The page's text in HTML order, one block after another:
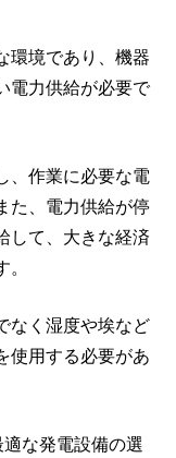
環境であり、機器
電力供給が必要で
、作業に必要な電
た、電力供給が停
して、大きな経済
なく湿度や埃など
使用する必要があ
な発電設備の選